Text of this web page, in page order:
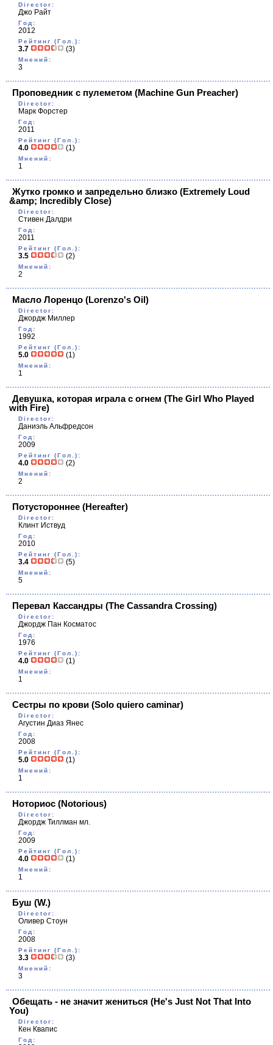
Director:
Джо Райт
Год:
2012
Рейтинг (Гол.):
3.7 (3)
Мнений:
3
Проповедник с пулеметом (Machine Gun Preacher)
Director:
Марк Форстер
Год:
2011
Рейтинг (Гол.):
4.0 (1)
Мнений:
1
Жутко громко и запредельно близко (Extremely Loud
&amp; Incredibly Close)
Director:
Стивен Далдри
Год:
2011
Рейтинг (Гол.):
3.5 (2)
Мнений:
2
Масло Лоренцо (Lorenzo's Oil)
Director:
Джордж Миллер
Год:
1992
Рейтинг (Гол.):
5.0 (1)
Мнений:
1
Девушка, которая играла с огнем (The Girl Who Played
with Fire)
Director:
Даниэль Альфредсон
Год:
2009
Рейтинг (Гол.):
4.0 (2)
Мнений:
2
Потустороннее (Hereafter)
Director:
Клинт Иствуд
Год:
2010
Рейтинг (Гол.):
3.4 (5)
Мнений:
5
Перевал Кассандры (The Cassandra Crossing)
Director:
Джордж Пан Косматос
Год:
1976
Рейтинг (Гол.):
4.0 (1)
Мнений:
1
Сестры по крови (Solo quiero caminar)
Director:
Агустин Диаз Янес
Год:
2008
Рейтинг (Гол.):
5.0 (1)
Мнений:
1
Ноториoс (Notorious)
Director:
Джордж Тиллман мл.
Год:
2009
Рейтинг (Гол.):
4.0 (1)
Мнений:
1
Буш (W.)
Director:
Оливер Стоун
Год:
2008
Рейтинг (Гол.):
3.3 (3)
Мнений:
3
Обещать - не значит жениться (He's Just Not That Into
You)
Director:
Кен Квапис
Год: